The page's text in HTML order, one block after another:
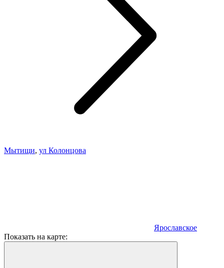
Мытищи, ул Колонцова
Ярославское
Показать на карте: